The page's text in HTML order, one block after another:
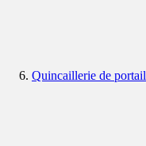
Quincaillerie de portail